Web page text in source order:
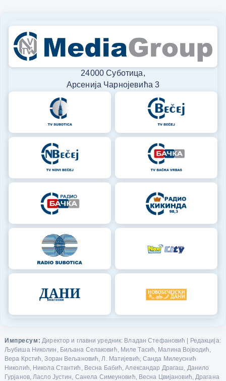
24000 Суботица,
Арсенија Чарнојевића 3
Импресум: Директор и главни уредник: Владан Стефановић | Редакција:
Љубиша Николин, Биљана Селаковић, Миле Тасић, Малина Војводић,
Вера Крстић, Зоран Вељановић, Л. Матијевић, Санда Милеуснић
Николић, Никола Стантић, Весна Бабић, Александар Драгаш, Данило
Гурјанов, Ласло Јустин, Санела Симеуновић, Весна Цвијановић, Драгана